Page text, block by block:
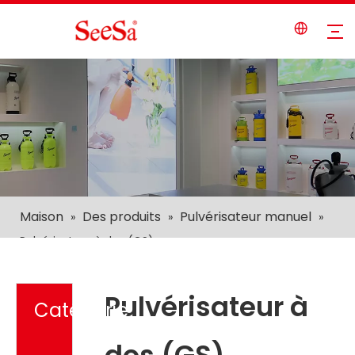
Maison » Des produits » Pulvérisateur manuel »
Pulvérisateur à dos (GS)
CatégoriePulvérisateur à